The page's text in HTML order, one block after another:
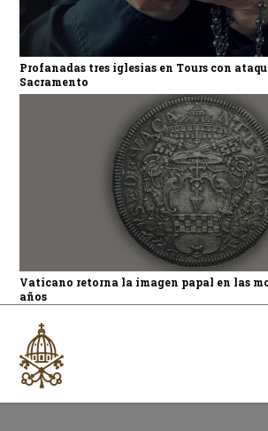
Profanadas tres iglesias en Tours con
Sacramento
Vaticano retorna la imagen papal en las
años